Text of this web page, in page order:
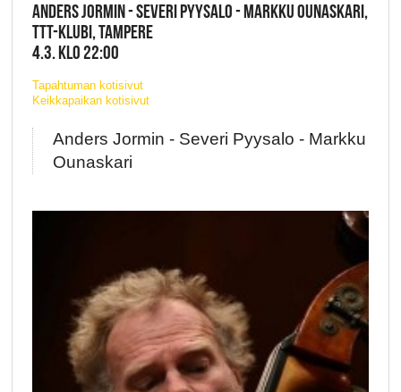
ANDERS JORMIN - SEVERI PYYSALO - MARKKU OUNASKARI,
TTT-KLUBI, TAMPERE
4.3. KLO 22:00
Tapahtuman kotisivut
Keikkapaikan kotisivut
Anders Jormin - Severi Pyysalo - Markku
Ounaskari